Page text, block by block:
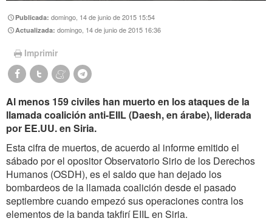
Publicada:domingo, 14 de junio de 2015 15:54
Actualizada:domingo, 14 de junio de 2015 16:36
Imprimir
Al menos 159 civiles han muerto en los ataques de la
llamada coalición anti-EIIL (Daesh, en árabe), liderada
por EE.UU. en Siria.
Esta cifra de muertos, de acuerdo al informe emitido el
sábado por el opositor Observatorio Sirio de los Derechos
Humanos (OSDH), es el saldo que han dejado los
bombardeos de la llamada coalición desde el pasado
septiembre cuando empezó sus operaciones contra los
elementos de la banda takfirí EIIL en Siria.